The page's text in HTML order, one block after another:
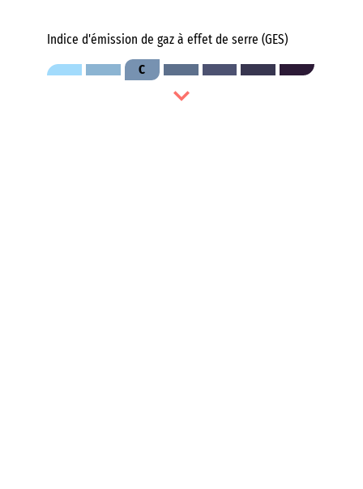
Indice d'émission de gaz à effet de serre (GES)
C